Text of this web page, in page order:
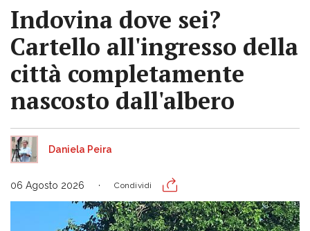
Indovina dove sei?
Cartello all'ingresso della
città completamente
nascosto dall'albero
Daniela Peira
06 Agosto 2026 Condividi